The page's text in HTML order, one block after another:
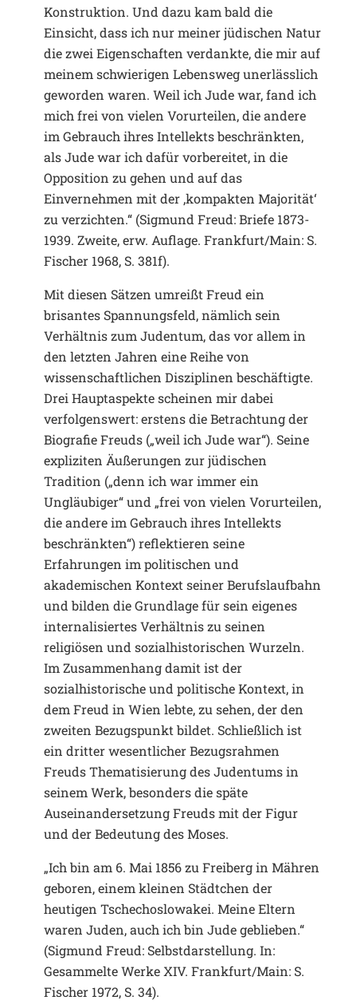
Konstruktion. Und dazu kam bald die
Einsicht, dass ich nur meiner jüdischen Natur
die zwei Eigenschaften verdankte, die mir auf
meinem schwierigen Lebensweg unerlässlich
geworden waren. Weil ich Jude war, fand ich
mich frei von vielen Vorurteilen, die andere
im Gebrauch ihres Intellekts beschränkten,
als Jude war ich dafür vorbereitet, in die
Opposition zu gehen und auf das
Einvernehmen mit der ‚kompakten Majorität‘
zu verzichten.“ (Sigmund Freud: Briefe 1873-
1939. Zweite, erw. Auflage. Frankfurt/Main: S.
Fischer 1968, S. 381f).
Mit diesen Sätzen umreißt Freud ein
brisantes Spannungsfeld, nämlich sein
Verhältnis zum Judentum, das vor allem in
den letzten Jahren eine Reihe von
wissenschaftlichen Disziplinen beschäftigte.
Drei Hauptaspekte scheinen mir dabei
verfolgenswert: erstens die Betrachtung der
Biografie Freuds („weil ich Jude war“). Seine
expliziten Äußerungen zur jüdischen
Tradition („denn ich war immer ein
Ungläubiger“ und „frei von vielen Vorurteilen,
die andere im Gebrauch ihres Intellekts
beschränkten“) reflektieren seine
Erfahrungen im politischen und
akademischen Kontext seiner Berufslaufbahn
und bilden die Grundlage für sein eigenes
internalisiertes Verhältnis zu seinen
religiösen und sozialhistorischen Wurzeln.
Im Zusammenhang damit ist der
sozialhistorische und politische Kontext, in
dem Freud in Wien lebte, zu sehen, der den
zweiten Bezugspunkt bildet. Schließlich ist
ein dritter wesentlicher Bezugsrahmen
Freuds Thematisierung des Judentums in
seinem Werk, besonders die späte
Auseinandersetzung Freuds mit der Figur
und der Bedeutung des Moses.
„Ich bin am 6. Mai 1856 zu Freiberg in Mähren
geboren, einem kleinen Städtchen der
heutigen Tschechoslowakei. Meine Eltern
waren Juden, auch ich bin Jude geblieben.“
(Sigmund Freud: Selbstdarstellung. In:
Gesammelte Werke XIV. Frankfurt/Main: S.
Fischer 1972, S. 34).